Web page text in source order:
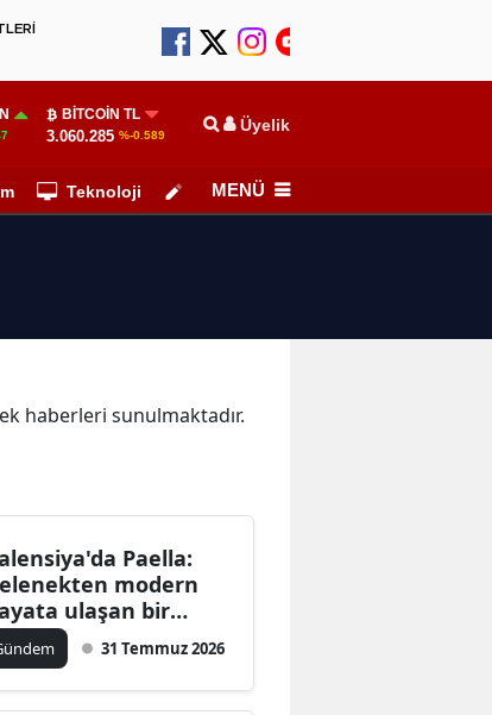
BITCOIN TL
3.060.285 %-0.589 Üyelik
Teknoloji Köşe Yazarları
MENÜ
haberleri sunulmaktadır.
Paella:
modern
ulaşan bir
mirası nedir?
31 Temmuz 2026